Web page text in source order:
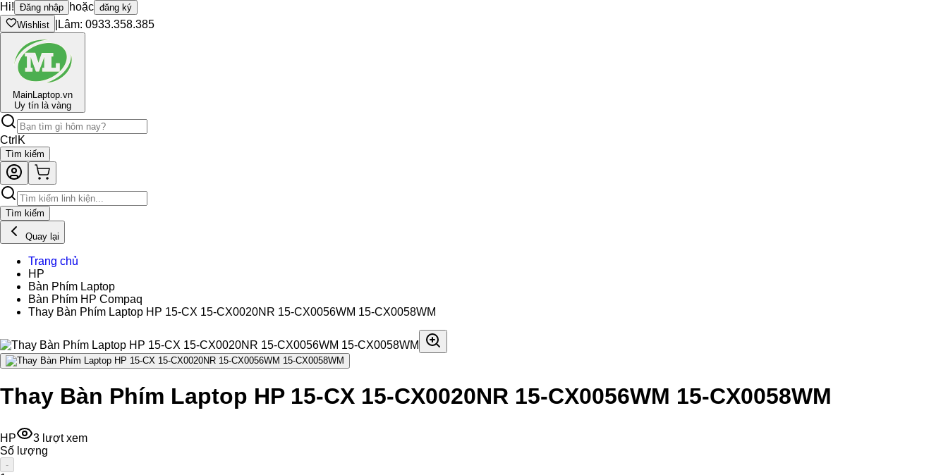
Hi! Đăng nhập hoặc đăng ký
Wishlist
Lâm: 0933.358.385
MainLaptop.vn
Uy tín là vàng
Ctrl K
Tìm kiếm
Tìm kiếm
Quay lại
Trang chủ
HP
Bàn Phím Laptop
Bàn Phím HP Compaq
Thay Bàn Phím Laptop HP 15-CX 15-CX0020NR 15-CX0056WM 15-CX0058WM
Thay Bàn Phím Laptop HP 15-CX 15-CX0020NR 15-CX0056WM 15-CX0058WM
HP 3 lượt xem
Số lượng
-